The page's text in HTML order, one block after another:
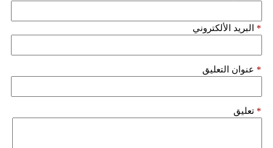
البريد الألكتروني *
عنوان التعليق *
تعليق *